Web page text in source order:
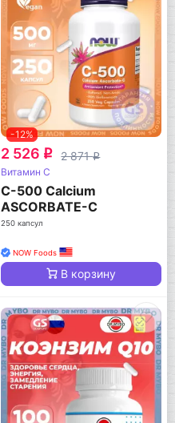
-12%
2 526 q 2 871q
Витамин C
C-500 Calcium
ASCORBATE-C
250 капсул
NOW Foods
В корзину